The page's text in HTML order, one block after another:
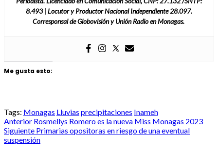
8.493 | Locutor y Productor Nacional Independiente 28.097.
Corresponsal de Globovisión y Unión Radio en Monagas.
Me gusta esto:
Tags: Monagas Lluvias precipitaciones Inameh
Post
navigation
Anterior Rosmellys Romero es la nueva Miss Monagas 2023
Siguiente Primarias opositoras en riesgo de una eventual
suspensión